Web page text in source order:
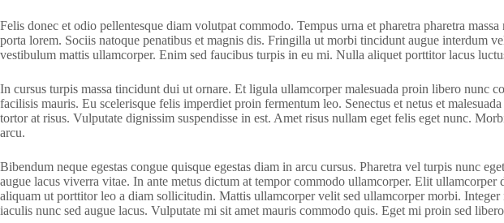
Felis donec et odio pellentesque diam volutpat commodo. Tempus urna et pharetra pharetra
porta lorem. Sociis natoque penatibus et magnis dis. Fringilla ut morbi tincidunt augue interdum
vestibulum mattis ullamcorper. Enim sed faucibus turpis in eu mi. Nulla aliquet porttitor lacus
In cursus turpis massa tincidunt dui ut ornare. Et ligula ullamcorper malesuada proin libero nunc
facilisis mauris. Eu scelerisque felis imperdiet proin fermentum leo. Senectus et netus et
tortor at risus. Vulputate dignissim suspendisse in est. Amet risus nullam eget felis eget nunc.
arcu.
Bibendum neque egestas congue quisque egestas diam in arcu cursus. Pharetra vel turpis nunc
augue lacus viverra vitae. In ante metus dictum at tempor commodo ullamcorper. Elit
aliquam ut porttitor leo a diam sollicitudin. Mattis ullamcorper velit sed ullamcorper morbi.
iaculis nunc sed augue lacus. Vulputate mi sit amet mauris commodo quis. Eget mi proin sed